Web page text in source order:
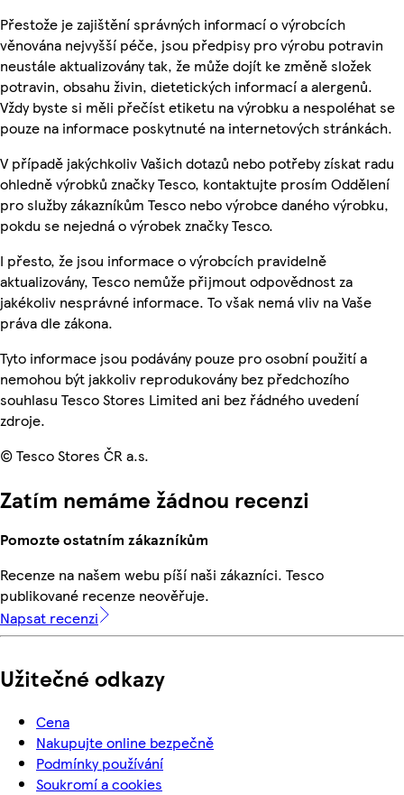
Přestože je zajištění správných informací o výrobcích
věnována nejvyšší péče, jsou předpisy pro výrobu potravin
neustále aktualizovány tak, že může dojít ke změně složek
potravin, obsahu živin, dietetických informací a alergenů.
Vždy byste si měli přečíst etiketu na výrobku a nespoléhat se
pouze na informace poskytnuté na internetových stránkách.
V případě jakýchkoliv Vašich dotazů nebo potřeby získat radu
ohledně výrobků značky Tesco, kontaktujte prosím Oddělení
pro služby zákazníkům Tesco nebo výrobce daného výrobku,
pokdu se nejedná o výrobek značky Tesco.
I přesto, že jsou informace o výrobcích pravidelně
aktualizovány, Tesco nemůže přijmout odpovědnost za
jakékoliv nesprávné informace. To však nemá vliv na Vaše
práva dle zákona.
Tyto informace jsou podávány pouze pro osobní použití a
nemohou být jakkoliv reprodukovány bez předchozího
souhlasu Tesco Stores Limited ani bez řádného uvedení
zdroje.
© Tesco Stores ČR a.s.
Zatím nemáme žádnou recenzi
Pomozte ostatním zákazníkům
Recenze na našem webu píší naši zákazníci. Tesco
publikované recenze neověřuje.
Napsat recenzi
Užitečné odkazy
Cena
Nakupujte online bezpečně
Podmínky používání
Soukromí a cookies